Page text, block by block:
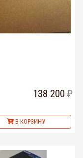
138 200
В КОРЗИНУ